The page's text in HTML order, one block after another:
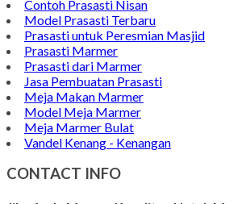
Contoh Prasasti Nisan
Model Prasasti Terbaru
Prasasti untuk Peresmian Masjid
Prasasti Marmer
Prasasti dari Marmer
Jasa Pembuatan Prasasti
Meja Makan Marmer
Model Meja Marmer
Meja Marmer Bulat
Vandel Kenang - Kenangan
CONTACT INFO